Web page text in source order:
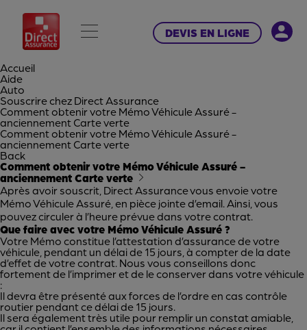
DEVIS EN LIGNE
Accueil
Aide
Auto
Souscrire chez Direct Assurance
Comment obtenir votre Mémo Véhicule Assuré -
anciennement Carte verte
Comment obtenir votre Mémo Véhicule Assuré -
anciennement Carte verte
Back
Comment obtenir votre Mémo Véhicule Assuré -
anciennement Carte verte
Après avoir souscrit, Direct Assurance vous envoie votre
Mémo Véhicule Assuré, en pièce jointe d’email. Ainsi, vous
pouvez circuler à l’heure prévue dans votre contrat.
Que faire avec votre Mémo Véhicule Assuré ?
Votre Mémo constitue l’attestation d’assurance de votre
véhicule, pendant un délai de 15 jours, à compter de la date
d’effet de votre contrat. Nous vous conseillons donc
fortement de l’imprimer et de le conserver dans votre véhicule
:
Il devra être présenté aux forces de l’ordre en cas contrôle
routier pendant ce délai de 15 jours.
Il sera également très utile pour remplir un constat amiable,